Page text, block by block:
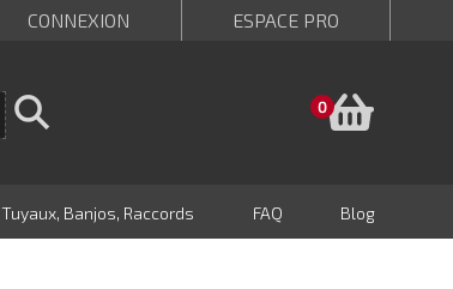
CONNEXION ESPACE PRO
0
Tuyaux, Banjos, Raccords FAQ Blog